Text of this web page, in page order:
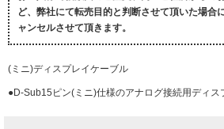
ど、弊社にて転売目的と判断させて頂いた場合
ャンセルさせて頂きます。
(ミニ)ディスプレイケーブル
●D-Sub15ピン(ミニ)仕様のアナログ接続用ディス